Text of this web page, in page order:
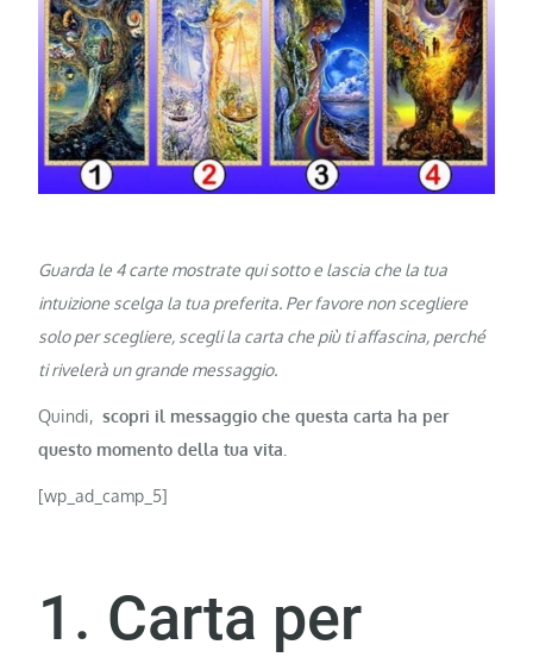
Guarda le 4 carte mostrate qui sotto e lascia che la tua
intuizione scelga la tua preferita. Per favore non scegliere
solo per scegliere, scegli la carta che più ti affascina, perché
ti rivelerà un grande messaggio.
Quindi,scopri il messaggio che questa carta ha per
questo momento della tua vita.
[wp_ad_camp_5]
1. Carta per